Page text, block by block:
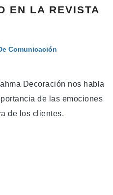
EN LA REVISTA
Comunicación
Decoración nos habla
de las emociones
de los clientes.